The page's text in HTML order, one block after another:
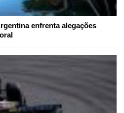
enfrenta alegações